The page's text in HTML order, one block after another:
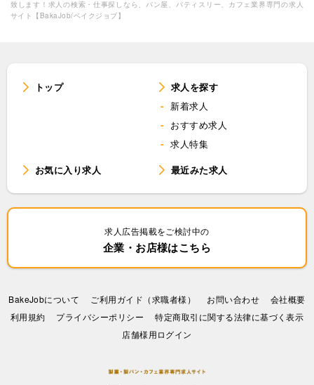
致します！求人の検索・仕事探しなら、パン屋、パティスリー、カフェ業界専門の求人
サイト【BakaJob/ベイクジョブ】
トップ
求人を探す
新着求人
おすすめ求人
求人特集
お気に入り求人
最近みた求人
求人広告掲載をご検討中の
企業・お店様はこちら
BakeJobについて ご利用ガイド（求職者様） お問い合わせ
会社概要
利⽤規約
プライバシーポリシー
特定商取引に関する法律に基づく表示
店舗様用ログイン